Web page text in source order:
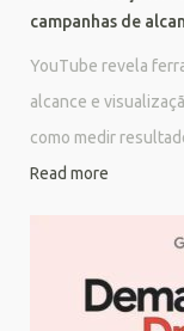
campanhas de
YouTube revela
alcance e
como medir
Read more